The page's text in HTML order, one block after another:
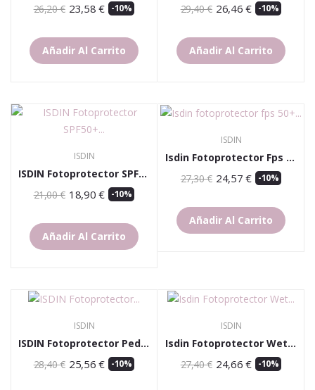
26,20 € 23,58 € -10%
Añadir Al Carrito
29,40 € 26,46 € -10%
Añadir Al Carrito
ISDIN
ISDIN Fotoprotector SPF50+ Gel Crema Dry Touch...
21,00 € 18,90 € -10%
Añadir Al Carrito
ISDIN
Isdin Fotoprotector Fps 50+ Spray Transparente...
27,30 € 24,57 € -10%
Añadir Al Carrito
ISDIN
ISDIN Fotoprotector Pediatrico Spray...
28,40 € 25,56 € -10%
ISDIN
Isdin Fotoprotector Wet Skin Spray Transparente...
27,40 € 24,66 € -10%